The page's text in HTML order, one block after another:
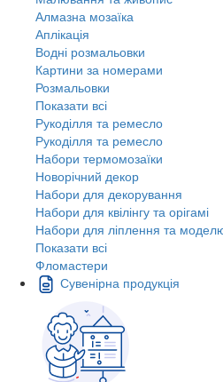
Алмазна мозаїка
Аплікація
Водні розмальовки
Картини за номерами
Розмальовки
Показати всі
Рукоділля та ремесло
Рукоділля та ремесло
Набори термомозаїки
Новорічний декор
Набори для декорування
Набори для квілінгу та орігамі
Набори для ліплення та
Показати всі
Фломастери
Сувенірна продукція